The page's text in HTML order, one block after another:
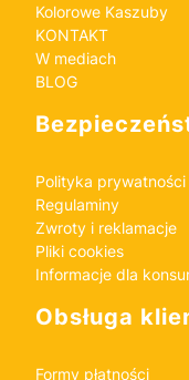
Kolorowe Kaszuby
KONTAKT
W mediach
BLOG
Polityka prywatności
Regulaminy
Zwroty i reklamacje
Pliki cookies
Informacje dla
Obsługa
Formy płatności